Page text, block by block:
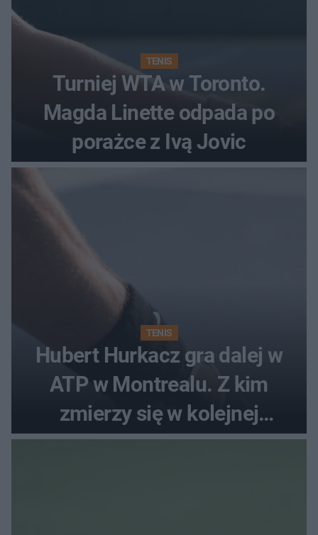
TENIS
Turniej WTA w Toronto.
Magda Linette odpada po
porażce z Ivą Jovic
TENIS
Hubert Hurkacz gra dalej w
ATP w Montrealu. Z kim
zmierzy się w kolejnej
rundzie?